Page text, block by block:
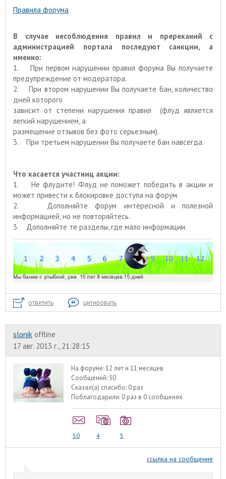
Правила форума
В случае несоблюдения правил и пререканий с
администрацией портала последуют санкции, а
именно:
1. При первом нарушении правил форума Вы получаете
предупреждение от модератора.
2. При втором нарушении Вы получаете бан, количество
дней которого
зависит от степени нарушения правил (флуд является
легкий нарушением, а
размещение отзывов без фото серьезным).
3. При третьем нарушении Вы получаете бан навсегда.
Что касается участниц акции:
1. Не флудите! Флуд не поможет победить в акции и
может привести к блокировке доступа на форум.
2. Дополняйте форум интересной и полезной
информацией, но не повторяйтесь.
3. Дополняйте те разделы, где мало информации.
ответить цитировать
slonik offline
17 авг. 2013 г., 21:28:15
На форуме:12 лет и 11 месяцев
Сообщений: 50
Сказал(а) спасибо: 0 раз
Поблагодарили: 0 раз в 0 сообщенях
50 4 5
ссылка на сообщение